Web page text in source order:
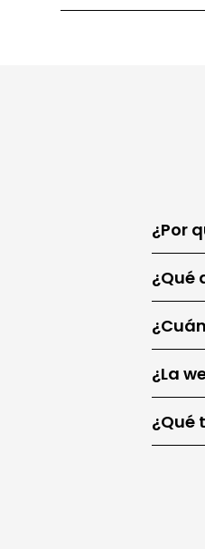
¿Por
¿Qué
¿La
¿Qué